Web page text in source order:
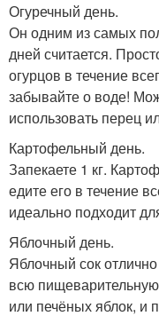
Огуречный день.
Он одним из самых
дней считается.
огурцов в течение
забывайте о воде!
использовать перец
Картофельный день.
Запекаете 1 кг.
едите его в течение
идеально подходит
Яблочный день.
Яблочный сок
всю
или печёных яблок, и